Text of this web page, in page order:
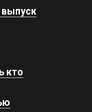
кто